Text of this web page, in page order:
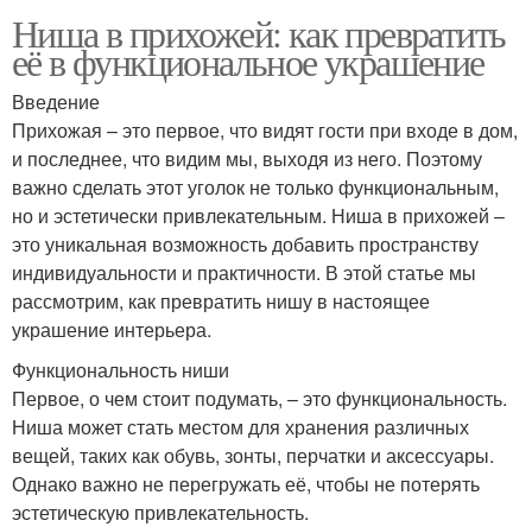
Ниша в прихожей: как превратить
её в функциональное украшение
Введение
Прихожая – это первое, что видят гости при входе в дом,
и последнее, что видим мы, выходя из него. Поэтому
важно сделать этот уголок не только функциональным,
но и эстетически привлекательным. Ниша в прихожей –
это уникальная возможность добавить пространству
индивидуальности и практичности. В этой статье мы
рассмотрим, как превратить нишу в настоящее
украшение интерьера.
Функциональность ниши
Первое, о чем стоит подумать, – это функциональность.
Ниша может стать местом для хранения различных
вещей, таких как обувь, зонты, перчатки и аксессуары.
Однако важно не перегружать её, чтобы не потерять
эстетическую привлекательность.